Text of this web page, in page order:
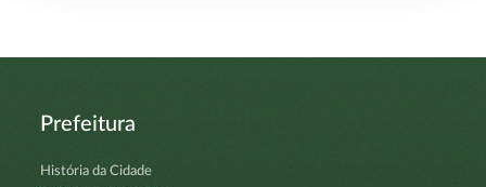
Prefeitura
História da Cidade